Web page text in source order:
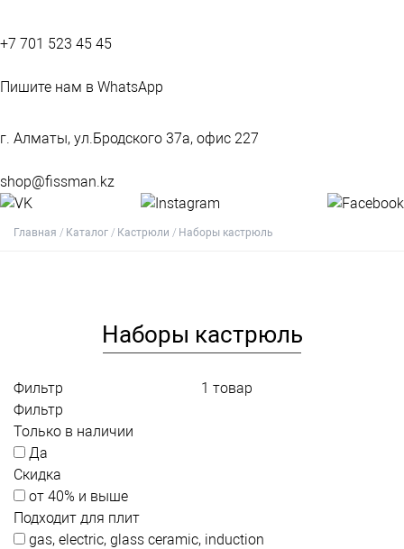
+7 701 523 45 45
Пишите нам в WhatsApp
г. Алматы, ул.Бродского 37а, офис 227
shop@fissman.kz
Главная Каталог Кастрюли Наборы кастрюль
Наборы кастрюль
Фильтр 1 товар
Фильтр
Только в наличии
Да
Скидка
от 40% и выше
Подходит для плит
gas, electric, glass ceramic, induction